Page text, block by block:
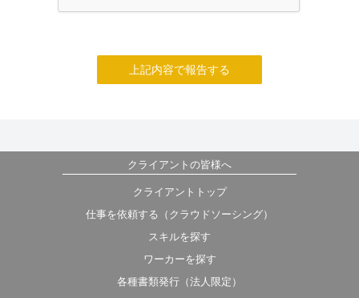
上記内容で報告する
クライアントの皆様へ
クライアントトップ
仕事を依頼する（クラウドソーシング）
スキルを探す
ワーカーを探す
各種書類発行（法人限定）